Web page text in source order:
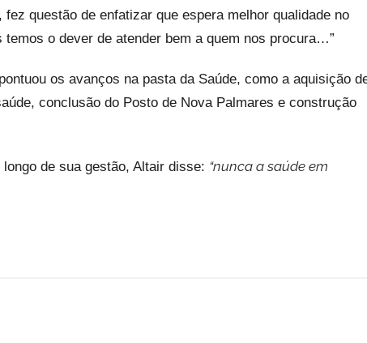
questão de enfatizar que espera melhor qualidade no
o dever de atender bem a quem nos procura…”
os avanços na pasta da Saúde, como a aquisição
conclusão do Posto de Nova Palmares e construção
de sua gestão, Altair disse: “nunca a saúde em